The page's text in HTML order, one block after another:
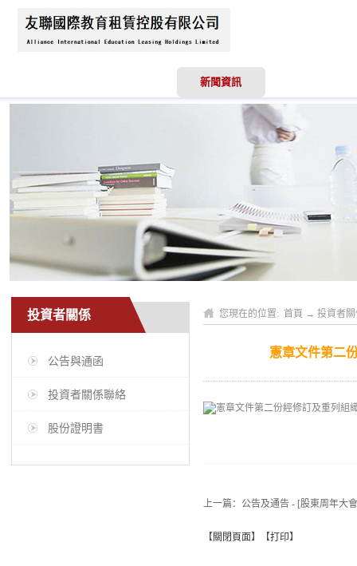
新聞資訊
投資者關係
公告與通函
投資者關係聯絡
股份證明書
您現在的位置: 首頁 → 投資者
憲章文件第二
上一篇： 公告及通告 - [股東周年大
【 關閉頁面】【打印】